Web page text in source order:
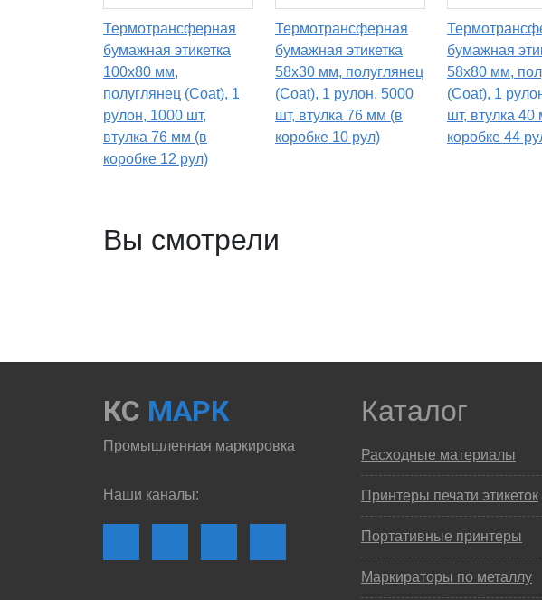
Термотрансферная
бумажная этикетка
100х80 мм,
полуглянец (Coat), 1
рулон, 1000 шт,
втулка 76 мм (в
коробке 12 рул)
Термотрансферная
бумажная этикетка
58х30 мм, полуглянец
(Coat), 1 рулон, 5000
шт, втулка 76 мм (в
коробке 10 рул)
бумажная
58х80 мм,
(Coat), 1
шт, втулка 40
коробке 44
Вы смотрели
КС МАРК
Промышленная маркировка
Наши каналы:
Каталог
Расходные материалы
Принтеры печати этикеток
Портативные принтеры
Маркираторы по металлу